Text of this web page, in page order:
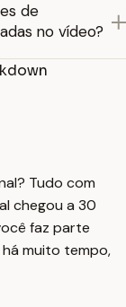
de
no vídeo?
Tudo com
chegou a 30
faz parte
muito tempo,